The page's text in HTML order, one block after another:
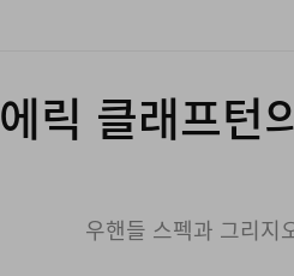
에릭 클래프턴
우핸들 스펙과 그리지